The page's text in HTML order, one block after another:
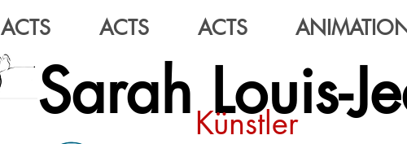
ACTS ACTS ACTS
Sarah Louis-
Künstler